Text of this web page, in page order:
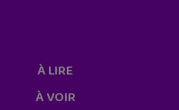
À LIRE
À VOIR